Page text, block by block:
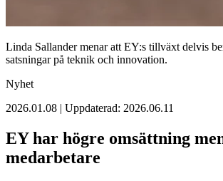
Linda Sallander menar att EY:s tillväxt delvis
satsningar på teknik och innovation.
Nyhet
2026.01.08 | Uppdaterad: 2026.06.11
EY har högre omsättning
medarbetare